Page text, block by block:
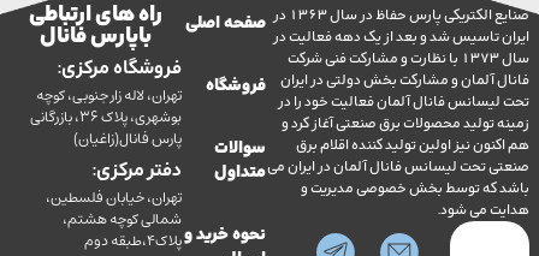
صنایع الکتریکی پارس حفاظ در سال 1363 در
شد و بعد از یک دهه فعالیت در
سال 1373 با نظارت و مشارکت فنی شرکت
و مشارکت بخش دولتی در ایران
فانال آلمان فعالیت خود را در
محصولات برق صنعتی آغاز کرد و
نیز اولین تولید کننده اقلام برق
لیسانس فانال آلمان در ایران می
توسط بخش خصوصی مدیریت و
می شود.
صفحه اصلی
فروشگاه
سوالات
متداول
نحوه خرید و
راه های ارتباطی
با پارس فانال
فروشگاه مرکزی:
تهران، لاله زار جنوبی، کوچه
بوشهری، پلاک 36، بازرگانی
پارس فانال(زاغیان)
دفتر مرکزی:
تهران، خیابان فلسطین،
شمالی کوچه هشتم،
پلاک4،طبقه دوم